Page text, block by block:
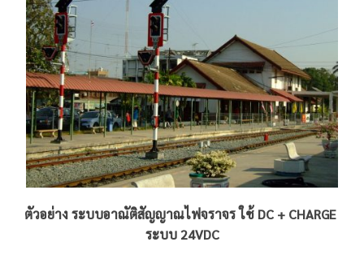
ตัวอย่าง ระบบอาณัติสัญญาณไฟจราจร ใช้ DC + CHARGE
ระบบ 24VDC